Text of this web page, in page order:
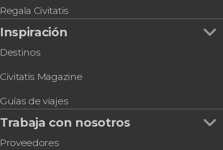
Regala Civitatis
Inspiración
Destinos
Civitatis Magazine
Guías de viajes
Trabaja con nosotros
Proveedores